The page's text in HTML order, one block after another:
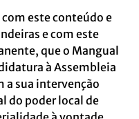
este conteúdo e
e com este
que o Mangual
à Assembleia
a sua intervenção
do poder local de